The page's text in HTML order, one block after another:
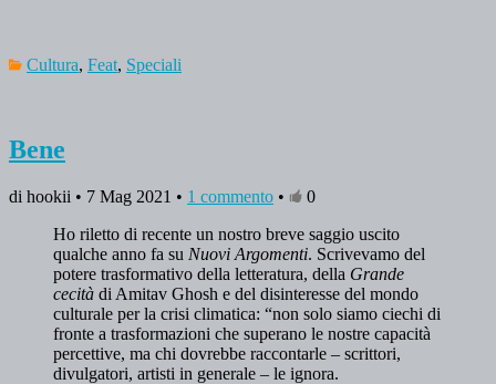
Cultura, Feat, Speciali
Bene
di hookii • 7 Mag 2021 • 1 commento •
0
Ho riletto di recente un nostro breve saggio uscito
qualche anno fa su Nuovi Argomenti. Scrivevamo del
potere trasformativo della letteratura, della Grande
cecità di Amitav Ghosh e del disinteresse del mondo
culturale per la crisi climatica: “non solo siamo ciechi di
fronte a trasformazioni che superano le nostre capacità
percettive, ma chi dovrebbe raccontarle – scrittori,
divulgatori, artisti in generale – le ignora.